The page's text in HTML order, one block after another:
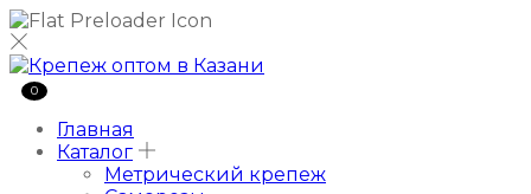
0
Главная
Каталог
Метрический крепеж